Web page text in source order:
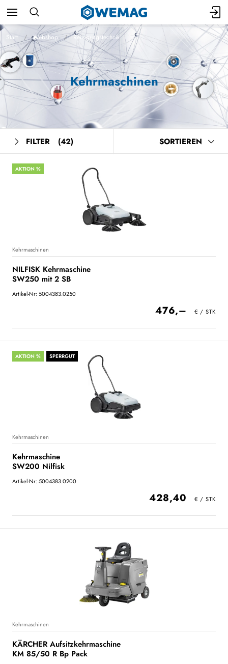
Start Webshop Reinigungstechnik
Kehrmaschinen
FILTER (42) SORTIEREN
AKTION %
Kehrmaschinen
NILFISK Kehrmaschine
SW250 mit 2 SB
Artikel-Nr: 5004383.0250
476,–
AKTION % SPERRGUT
Kehrmaschinen
Kehrmaschine
SW200 Nilfisk
Artikel-Nr: 5004383.0200
428,40
Kehrmaschinen
KÄRCHER Aufsitzkehrmaschine
KM 85/50 R Bp Pack